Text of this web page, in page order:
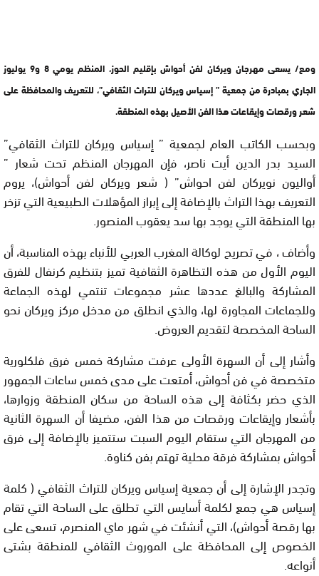
ومع/ يسعى مهرجان ويركان لفن أحواش بإقليم الحوز، المنظم يومي 8 و9 يوليوز
الجاري بمبادرة من جمعية ” إسياس ويركان للتراث الثقافي”، للتعريف والمحافظة على
شعر ورقصات وإيقاعات هذا الفن الأصيل بهذه المنطقة.
وبحسب الكاتب العام لجمعية ” إسياس ويركان للتراث الثقافي”
السيد بدر الدين أيت ناصر، فإن المهرجان المنظم تحت شعار ”
أواليون نويركان لفن احواش” ( شعر ويركان لفن أحواش)، يروم
التعريف بهذا التراث بالإضافة إلى إبراز المؤهلات الطبيعية التي تزخر
بها المنطقة التي يوجد بها سد يعقوب المنصور.
وأضاف ، في تصريح لوكالة المغرب العربي للأنباء بهذه المناسبة، أن
اليوم الأول من هذه التظاهرة الثقافية تميز بتنظيم كرنفال للفرق
المشاركة والبالغ عددها عشر مجموعات تنتمي لهذه الجماعة
وللجماعات المجاورة لها، والذي انطلق من مدخل مركز ويركان نحو
الساحة المخصصة لتقديم العروض.
وأشار إلى أن السهرة الأولى عرفت مشاركة خمس فرق فلكلورية
متخصصة في فن أحواش، أمتعت على مدى خمس ساعات الجمهور
الذي حضر بكثافة إلى هذه الساحة من سكان المنطقة وزوارها،
بأشعار وإيقاعات ورقصات من هذا الفن، مضيفا أن السهرة الثانية
من المهرجان التي ستقام اليوم السبت ستتميز بالإضافة إلى فرق
أحواش بمشاركة فرقة محلية تهتم بفن كناوة.
وتجدر الإشارة إلى أن جمعية إسياس ويركان للتراث الثقافي ( كلمة
إسياس هي جمع لكلمة أسايس التي تطلق على الساحة التي تقام
بها رقصة أحواش)، التي أنشئت في شهر ماي المنصرم، تسعى على
الخصوص إلى المحافظة على الموروث الثقافي للمنطقة بشتى
أنواعه.